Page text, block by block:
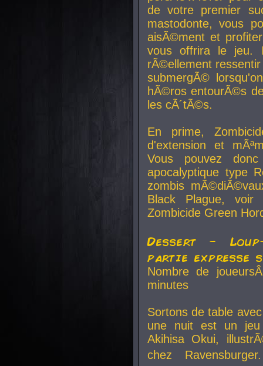
de votre premier
mastodonte, vous
aisÃ©ment et
vous offrira le jeu.
rÃ©ellement
submergÃ©
hÃ©ros entourÃ©s
les cÃ´tÃ©s.
En prime,
d'extension et
Vous pouvez
apocalyptique type
zombis
Black Plague,
Zombicide Green
Dessert -
partie expresse
Nombre de
minutes
Sortons de table
une nuit est un
Akihisa Okui,
chez